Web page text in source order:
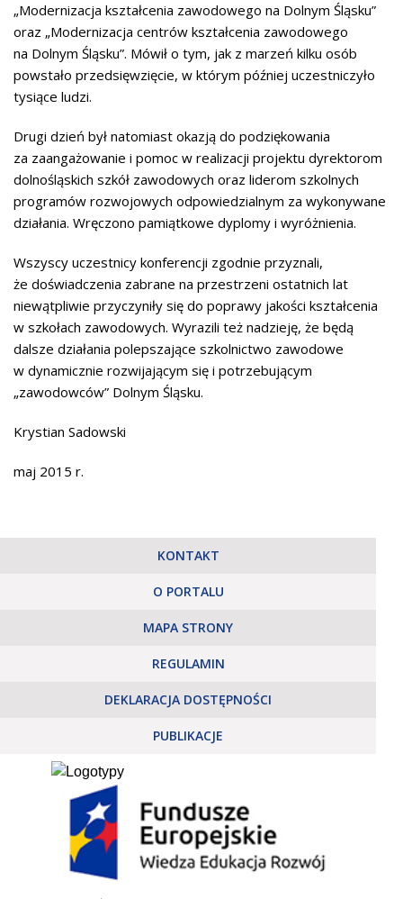
„Modernizacja kształcenia zawodowego na Dolnym Śląsku”
oraz „Modernizacja centrów kształcenia zawodowego
na Dolnym Śląsku”. Mówił o tym, jak z marzeń kilku osób
powstało przedsięwzięcie, w którym później uczestniczyło
tysiące ludzi.
Drugi dzień był natomiast okazją do podziękowania
za zaangażowanie i pomoc w realizacji projektu dyrektorom
dolnośląskich szkół zawodowych oraz liderom szkolnych
programów rozwojowych odpowiedzialnym za wykonywane
działania. Wręczono pamiątkowe dyplomy i wyróżnienia.
Wszyscy uczestnicy konferencji zgodnie przyznali,
że doświadczenia zabrane na przestrzeni ostatnich lat
niewątpliwie przyczyniły się do poprawy jakości kształcenia
w szkołach zawodowych. Wyrazili też nadzieję, że będą
dalsze działania polepszające szkolnictwo zawodowe
w dynamicznie rozwijającym się i potrzebującym
„zawodowców” Dolnym Śląsku.
Krystian Sadowski
maj 2015 r.
KONTAKT
O PORTALU
MAPA STRONY
REGULAMIN
DEKLARACJA DOSTĘPNOŚCI
PUBLIKACJE